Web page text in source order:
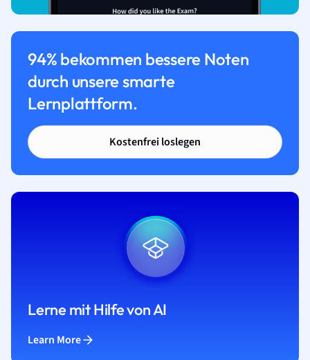
94% bekommen bessere Noten
durch unsere smarte
Lernplattform.
Kostenfrei loslegen
Lerne mit Hilfe von AI
Learn More